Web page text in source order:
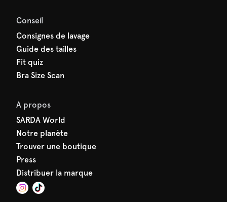
Conseil
Consignes de lavage
Guide des tailles
Fit quiz
Bra Size Scan
A propos
SARDA World
Notre planète
Trouver une boutique
Press
Distribuer la marque